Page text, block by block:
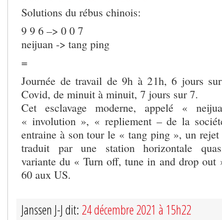
Solutions du rébus chinois:
9 9 6 –> 0 0 7
neijuan -> tang ping
=
Journée de travail de 9h à 21h, 6 jours
Covid, de minuit à minuit, 7 jours sur 7.
Cet esclavage moderne, appelé «
« involution », « repliement – de la
entraine à son tour le « tang ping », un
traduit par une station horizontale
variante du « Turn off, tune in and drop out
60 aux US.
Janssen J-J dit: 24 décembre 2021 à 15h22